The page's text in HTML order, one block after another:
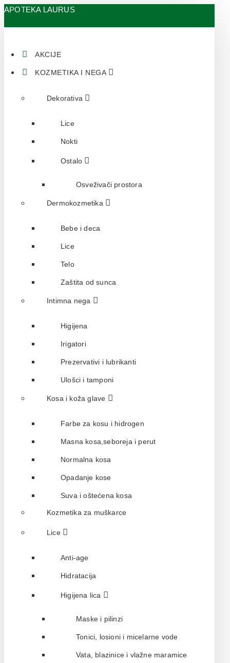
APOTEKA LAURUS
AKCIJE
KOZMETIKA I NEGA
Dekorativa
Lice
Nokti
Ostalo
Osveživači prostora
Dermokozmetika
Bebe i deca
Lice
Telo
Zaštita od sunca
Intimna nega
Higijena
Irigatori
Prezervativi i lubrikanti
Ulošci i tamponi
Kosa i koža glave
Farbe za kosu i hidrogen
Masna kosa,seboreja i perut
Normalna kosa
Opadanje kose
Suva i oštećena kosa
Kozmetika za muškarce
Lice
Anti-age
Hidratacija
Higijena lica
Maske i pilinzi
Tonici, losioni i micelarne vode
Vata, blazinice i vlažne maramice